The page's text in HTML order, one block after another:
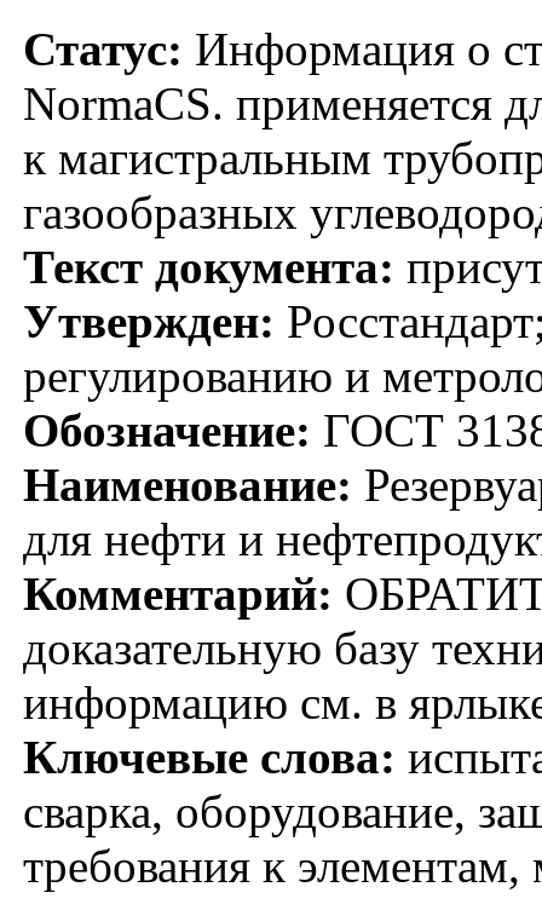
Статус: Информация о
NormaCS. применяется
к магистральным
газообразных
Текст документа:
Утвержден:
регулированию и
Обозначение: ГОСТ
Наименование:
для нефти и
Комментарий:
доказательную базу
информацию см. в
Ключевые слова:
сварка, оборудование,
требования к элементам,